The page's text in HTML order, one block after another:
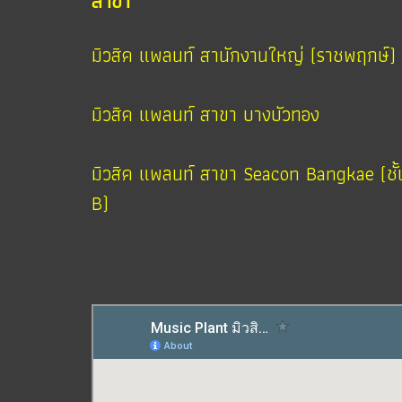
มิวสิค แพลนท์ สานักงานใหญ่ (ราชพฤกษ์)
มิวสิค แพลนท์ สาขา บางบัวทอง
มิวสิค แพลนท์ สาขา Seacon Bangkae (
B)